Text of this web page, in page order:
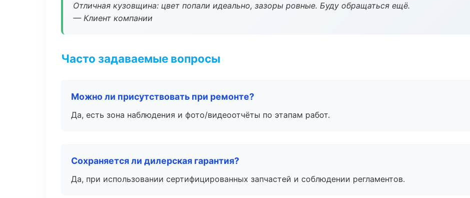
Отличная кузовщина: цвет попали идеально, зазоры ровные. Буду обращаться ещё.
— Клиент компании
Часто задаваемые вопросы
Можно ли присутствовать при ремонте?
Да, есть зона наблюдения и фото/видеоотчёты по этапам работ.
Сохраняется ли дилерская гарантия?
Да, при использовании сертифицированных запчастей и соблюдении регламентов.